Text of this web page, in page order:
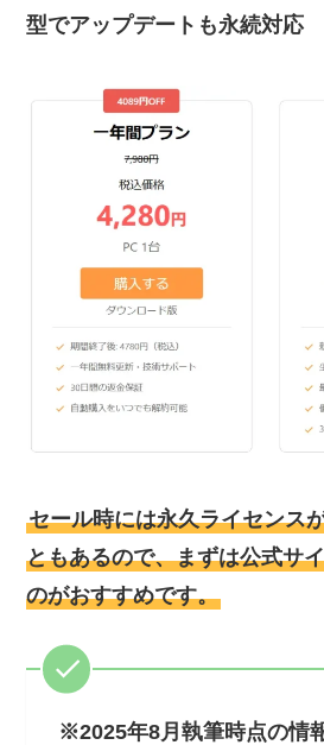
型でアップデートも永続対応
セール時には永久ライセンス
ともあるので、まずは公式サ
のがおすすめです。
※2025年8月執筆時点の情